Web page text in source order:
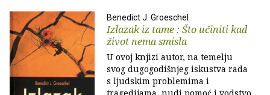
Benedict J. Groeschel
Izlazak iz tame : Što učiniti kad
život nema smisla
U ovoj knjizi autor, na temelju
svog dugogodišnjeg iskustva rada
s ljudskim problemima i